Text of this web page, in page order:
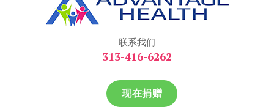
联系我们
313-416-6262
现在捐赠